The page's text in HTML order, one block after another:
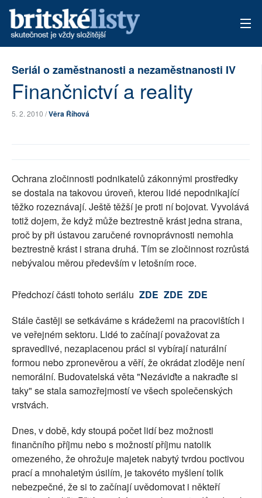
ARCHIV
TÉMATA
Seriál o zaměstnanosti a nezaměstnanosti IV
Finančnictví a reality
5. 2. 2010 /Věra Říhová
Ochrana zločinnosti podnikatelů zákonnými prostředky
se dostala na takovou úroveň, kterou lidé nepodnikající
těžko rozeznávají. Ještě těžší je proti ní bojovat. Vyvolává
totiž dojem, že když může beztrestně krást jedna strana,
proč by při ústavou zaručené rovnoprávnosti nemohla
beztrestně krást i strana druhá. Tím se zločinnost rozrůstá
nebývalou měrou především v letošním roce.
Předchozí části tohoto seriálu ZDE ZDE ZDE
Stále častěji se setkáváme s krádežemi na pracovištích i
ve veřejném sektoru. Lidé to začínají považovat za
spravedlivé, nezaplacenou práci si vybírají naturální
formou nebo zpronevěrou a věří, že okrádat zloděje není
nemorální. Budovatelská věta "Nezáviďte a nakraďte si
taky" se stala samozřejmostí ve všech společenských
vrstvách.
Dnes, v době, kdy stoupá počet lidí bez možnosti
finančního příjmu nebo s možností příjmu natolik
omezeného, že ohrožuje majetek nabytý tvrdou poctivou
prací a mnohaletým úsilím, je takovéto myšlení tolik
nebezpečné, že si to začínají uvědomovat i někteří